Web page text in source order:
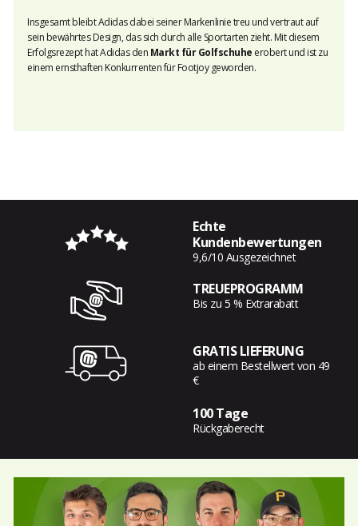
Insgesamt bleibt Adidas dabei seiner Markenlinie treu und vertraut auf
sein bewährtes Design, das sich durch alle Sportarten zieht. Mit diesem
Erfolgsrezept hat Adidas den Markt für Golfschuhe erobert und ist zu
einem ernsthaften Konkurrenten für Footjoy geworden.
Echte
Kundenbewertungen
9,6/10 Ausgezeichnet
TREUEPROGRAMM
Bis zu 5 % Extrarabatt
GRATIS LIEFERUNG
ab einem Bestellwert von 49
€
100 Tage
Rückgaberecht